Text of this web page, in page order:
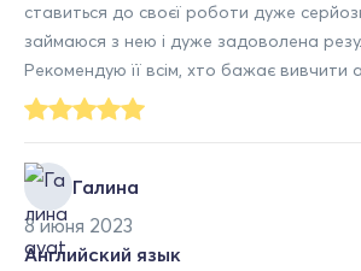
ставиться до своєї роботи дуже
займаюся з нею і дуже задоволена
Рекомендую її всім, хто бажає вивчити
Галина
8 июня 2023
Английский язык